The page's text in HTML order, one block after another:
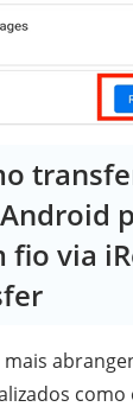
via
como